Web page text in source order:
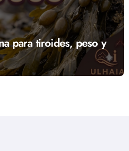
para tiroides, peso y